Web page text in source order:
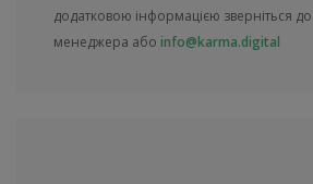
додатковою інформацією зверніться
менеджера або info@karma.digital